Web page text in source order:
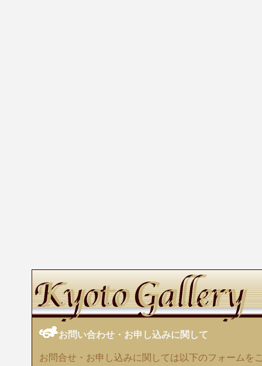
お問い合わせ・お申し込みに関して
お問合せ・お申し込みに関しては以下のフォームを